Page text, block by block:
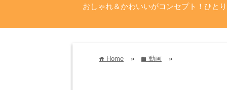
おしゃれ＆かわいいがコンセプト！ひと
home Home » folder 動画 »